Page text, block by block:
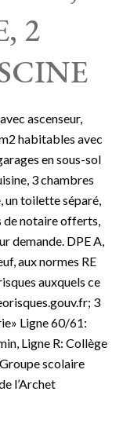
2
ascenseur,
habitables avec
en sous-sol
3 chambres
un toilette séparé,
de notaire offerts,
demande. DPE A,
aux normes RE
auxquels ce
3
Ligne 60/61:
Ligne R: Collège
scolaire
l’Archet